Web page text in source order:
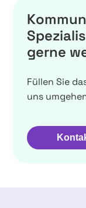
gerne
Füllen Sie
uns